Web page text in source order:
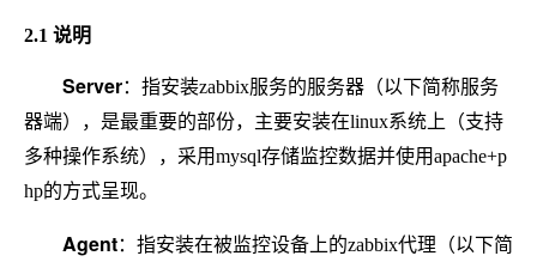
2.1 说明
Server：指安装zabbix服务的服务器（以下简称服务
器端），是最重要的部份，主要安装在linux系统上（支持
多种操作系统），采用mysql存储监控数据并使用apache+p
hp的方式呈现。
Agent：指安装在被监控设备上的zabbix代理（以下简